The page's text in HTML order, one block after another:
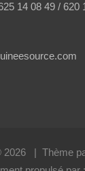
14 08 49 / 620
2026 Thème